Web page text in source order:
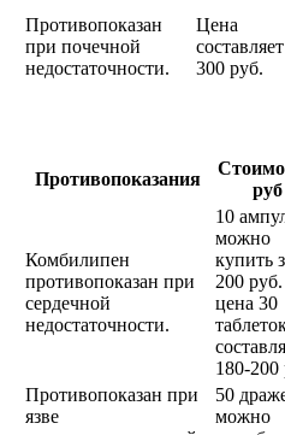
Противопоказан
при почечной
недостаточности.
Цена
300 руб.
Противопоказания
руб
Комбилипен
противопоказан при
сердечной
недостаточности.
10
можно
купить
200 руб.
цена 30
180-200
Противопоказан при
язве
50
можно